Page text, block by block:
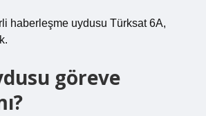
haberleşme uydusu Türksat 6A,
göreve